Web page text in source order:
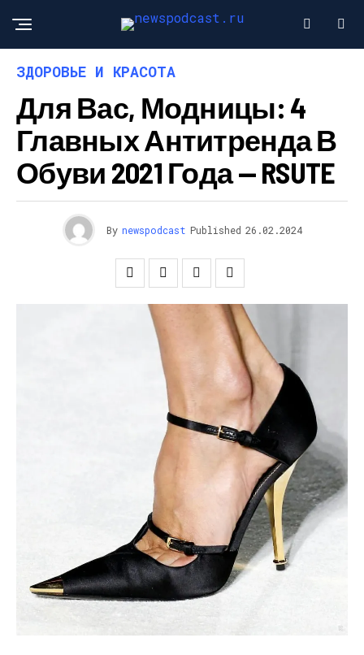
ЗДОРОВЬЕ И КРАСОТА
Для Вас, Модницы: 4
Главных Антитренда В
Обуви 2021 Года — RSUTE
By newspodcast Published 26.02.2024